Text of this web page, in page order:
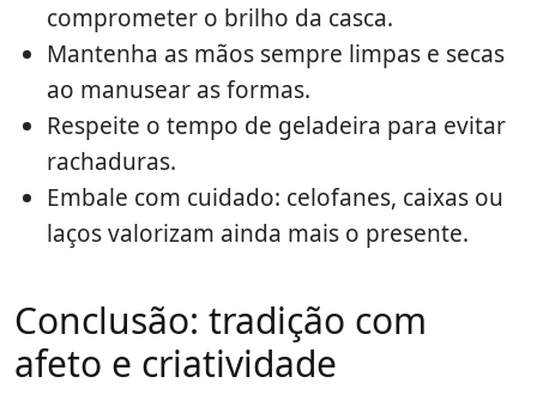
comprometer o brilho da casca.
Mantenha as mãos sempre limpas e secas
ao manusear as formas.
Respeite o tempo de geladeira para evitar
rachaduras.
Embale com cuidado: celofanes, caixas ou
laços valorizam ainda mais o presente.
Conclusão: tradição com
afeto e criatividade